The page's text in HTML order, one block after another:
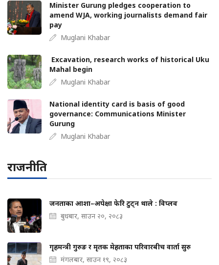
Minister Gurung pledges cooperation to
amend WJA, working journalists demand fair
pay
Muglani Khabar
Excavation, research works of historical Uku
Mahal begin
Muglani Khabar
National identity card is basis of good
governance: Communications Minister
Gurung
Muglani Khabar
राजनीति
जनताका आशा–अपेक्षा फेरि टुट्न थाले : विप्लव
बुधबार, साउन २०, २०८३
गृहमन्त्री गुरुङ र मृतक मेहताका परिवारबीच वार्ता सुरु
मंगलबार, साउन १९, २०८३